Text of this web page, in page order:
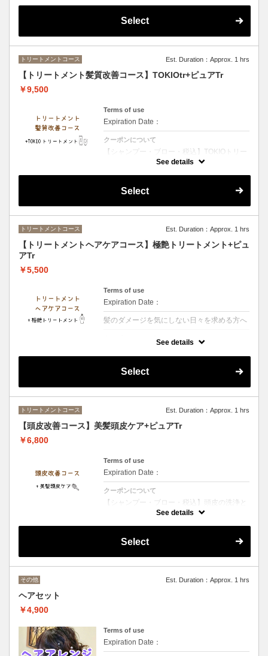
るお客様は選択後＋カラー追加をお願い致し
ます・ダメージが少ないお客様・お時間があ
まりないお客様オススメのメニューです２種
Select
トリートメントコース Est. Duration：Approx. 1 hrs
【トリートメント髪質改善コース】TOKIOtr+ピュアTr
￥9,500
Terms of use
Expiration Date：
クーポンについて
【シャンプー・ブロー・税込】TOKIOトリー
トメント特許技術で髪内部を徹底補修 圧倒的
な艶としなやかさを実現する極上ケア
See details
Select
トリートメントコース Est. Duration：Approx. 1 hrs
【トリートメントヘアケアコース】極艶トリートメント+ピュ
アTr
￥5,500
Terms of use
Expiration Date：
髪のダメージを気にしない日々を求める方へ
養を入れる3段階集中トリートメント艶とま
とまりのある髪へ導きます
See details
Select
トリートメントコース Est. Duration：Approx. 1 hrs
【頭皮改善コース】美髪頭皮ケア+ピュアTr
￥6,800
Terms of use
Expiration Date：
クーポンについて
【シャンプー・ブロー・税込】頭皮の洗浄と
栄養をふんだんに入れて、今ある髪の毛だけ
でなく未来の髪までサポートしていく頭皮ケ
アのメニューです
See details
Select
その他 Est. Duration：Approx. 1 hrs
ヘアセット
￥4,900
Terms of use
Expiration Date：